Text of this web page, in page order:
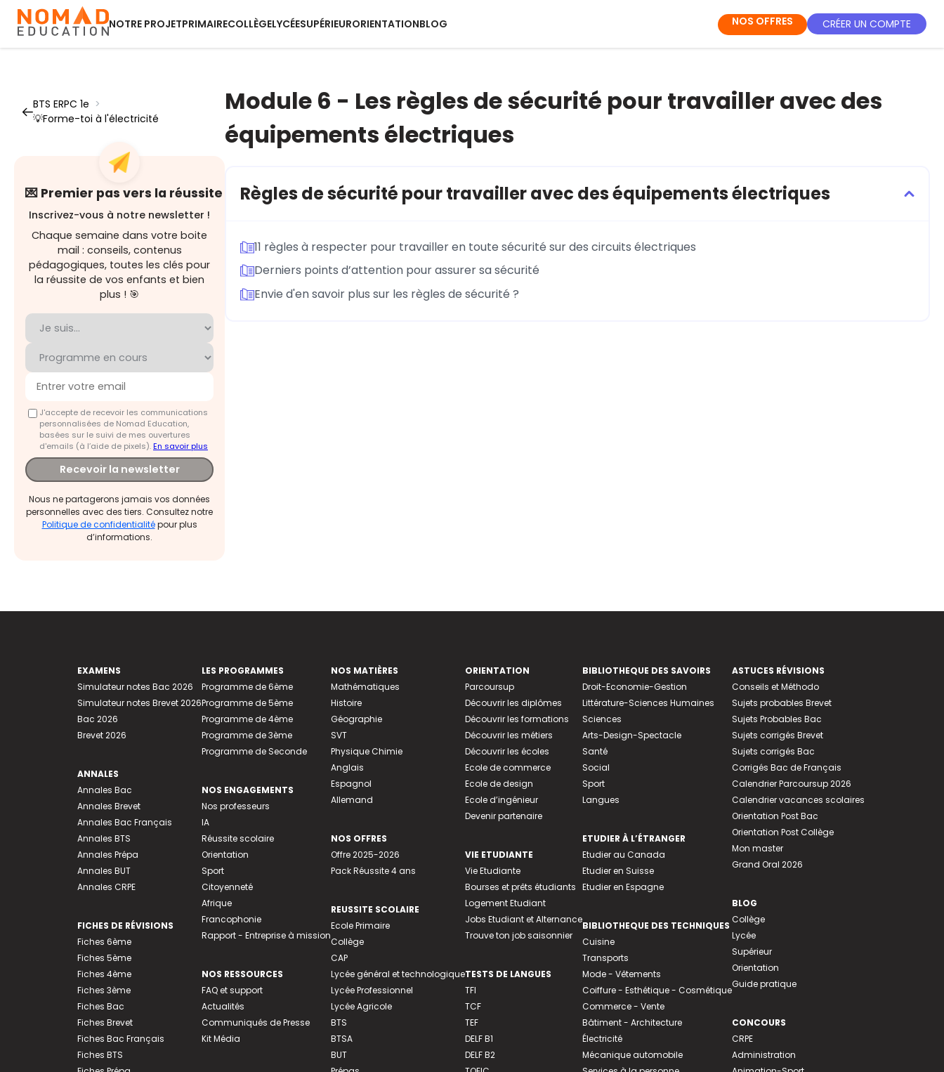
NOTRE PROJETPRIMAIRECOLLÈGELYCÉESUPÉRIEURORIENTATIONBLOG NOS OFFRES CRÉER UN COMPTE
BTS ERPC 1e >
💡Forme-toi à l'électricité
💌 Premier pas vers la réussite
Inscrivez-vous à notre newsletter !
Chaque semaine dans votre boite
mail : conseils, contenus
pédagogiques, toutes les clés pour
la réussite de vos enfants et bien
plus ! 🎯
J'accepte de recevoir les communications
personnalisées de Nomad Education,
basées sur le suivi de mes ouvertures
d'emails (à l’aide de pixels).En savoir plus
Recevoir la newsletter
Nous ne partagerons jamais vos données
personnelles avec des tiers. Consultez notre
Politique de confidentialitépour plus
d’informations.
Module 6 - Les règles de sécurité pour travailler avec des
équipements électriques
Règles de sécurité pour travailler avec des équipements électriques
11 règles à respecter pour travailler en toute sécurité sur des circuits électriques
Derniers points d’attention pour assurer sa sécurité
Envie d'en savoir plus sur les règles de sécurité ?
EXAMENS
Simulateur notes Bac 2026
Simulateur notes Brevet 2026
Bac 2026
Brevet 2026
ANNALES
Annales Bac
Annales Brevet
Annales Bac Français
Annales BTS
Annales Prépa
Annales BUT
Annales CRPE
FICHES DE RÉVISIONS
Fiches 6ème
Fiches 5ème
Fiches 4ème
Fiches 3ème
Fiches Bac
Fiches Brevet
Fiches Bac Français
Fiches BTS
LES PROGRAMMES
Programme de 6ème
Programme de 5ème
Programme de 4ème
Programme de 3ème
Programme de Seconde
NOS ENGAGEMENTS
Nos professeurs
IA
Réussite scolaire
Orientation
Sport
Citoyenneté
Afrique
Francophonie
Rapport - Entreprise à mission
NOS RESSOURCES
FAQ et support
Actualités
Communiqués de Presse
Kit Média
NOS MATIÈRES
Mathématiques
Histoire
Géographie
SVT
Physique Chimie
Anglais
Espagnol
Allemand
NOS OFFRES
Offre 2025-2026
Pack Réussite 4 ans
REUSSITE SCOLAIRE
Ecole Primaire
Collège
CAP
Lycée général et technologique
Lycée Professionnel
Lycée Agricole
BTS
BTSA
BUT
ORIENTATION
Parcoursup
Découvrir les diplômes
Découvrir les formations
Découvrir les métiers
Découvrir les écoles
Ecole de commerce
Ecole de design
Ecole d’ingénieur
Devenir partenaire
VIE ETUDIANTE
Vie Etudiante
Bourses et prêts étudiants
Logement Etudiant
Jobs Etudiant et Alternance
Trouve ton job saisonnier
TESTS DE LANGUES
TFI
TCF
TEF
DELF B1
DELF B2
BIBLIOTHEQUE DES SAVOIRS
Droit-Economie-Gestion
Littérature-Sciences Humaines
Sciences
Arts-Design-Spectacle
Santé
Social
Sport
Langues
ETUDIER À L’ÉTRANGER
Etudier au Canada
Etudier en Suisse
Etudier en Espagne
BIBLIOTHEQUE DES TECHNIQUES
Cuisine
Transports
Mode - Vêtements
Coiffure - Esthétique - Cosmétique
Commerce - Vente
Bâtiment - Architecture
Électricité
Mécanique automobile
ASTUCES RÉVISIONS
Conseils et Méthodo
Sujets probables Brevet
Sujets Probables Bac
Sujets corrigés Brevet
Sujets corrigés Bac
Corrigés Bac de Français
Calendrier Parcoursup 2026
Calendrier vacances scolaires
Orientation Post Bac
Orientation Post Collège
Mon master
Grand Oral 2026
BLOG
Collège
Lycée
Supérieur
Orientation
Guide pratique
CONCOURS
CRPE
Administration